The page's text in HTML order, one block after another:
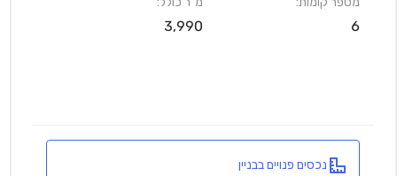
6
3,990
נכסים פנויים בבניין